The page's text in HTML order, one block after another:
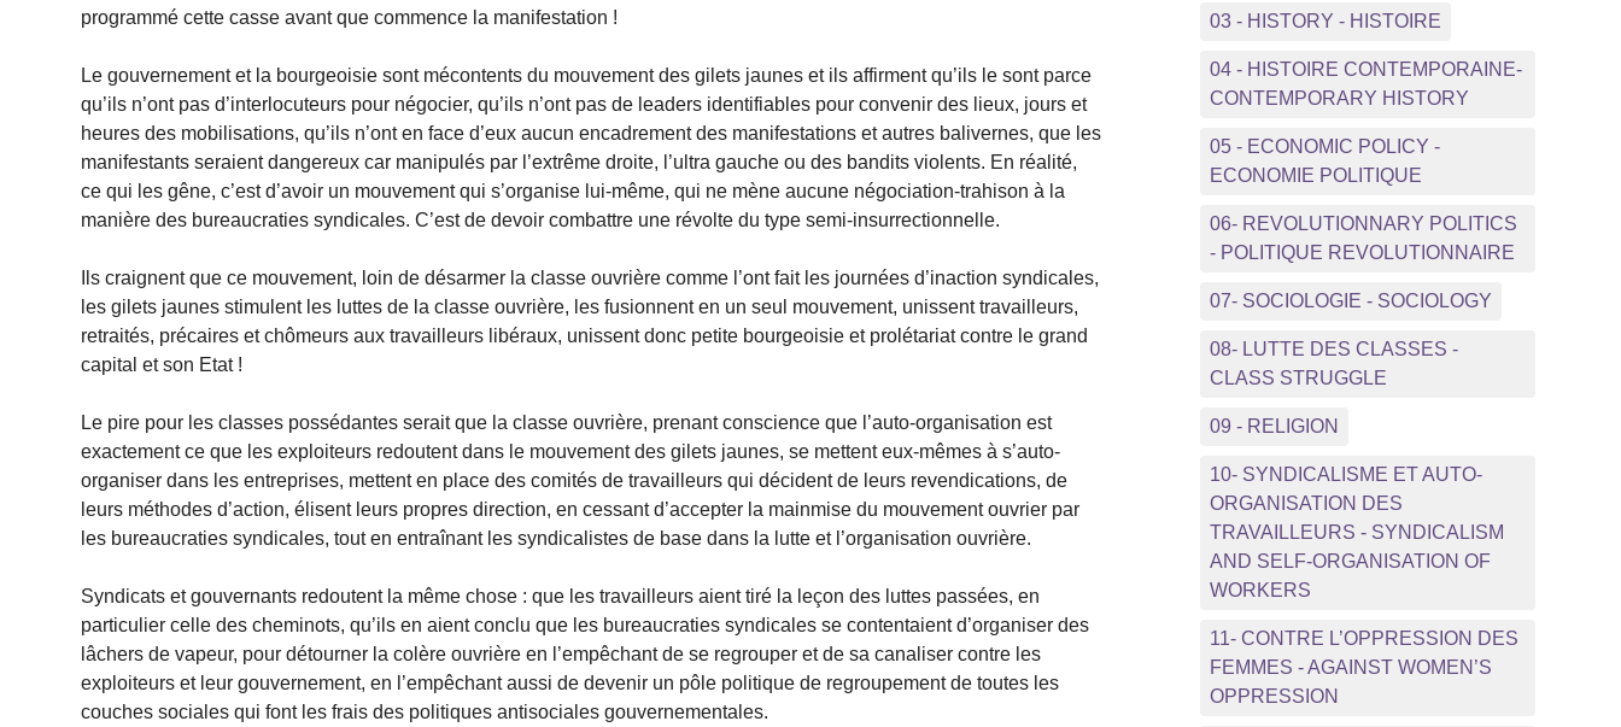
programmé cette casse avant que commence la manifestation !
Le gouvernement et la bourgeoisie sont mécontents du mouvement des gilets jaunes et ils affirment qu’ils le sont parce
qu’ils n’ont pas d’interlocuteurs pour négocier, qu’ils n’ont pas de leaders identifiables pour convenir des lieux, jours et
heures des mobilisations, qu’ils n’ont en face d’eux aucun encadrement des manifestations et autres balivernes, que les
manifestants seraient dangereux car manipulés par l’extrême droite, l’ultra gauche ou des bandits violents. En réalité,
ce qui les gêne, c’est d’avoir un mouvement qui s’organise lui-même, qui ne mène aucune négociation-trahison à la
manière des bureaucraties syndicales. C’est de devoir combattre une révolte du type semi-insurrectionnelle.
Ils craignent que ce mouvement, loin de désarmer la classe ouvrière comme l’ont fait les journées d’inaction syndicales,
les gilets jaunes stimulent les luttes de la classe ouvrière, les fusionnent en un seul mouvement, unissent travailleurs,
retraités, précaires et chômeurs aux travailleurs libéraux, unissent donc petite bourgeoisie et prolétariat contre le grand
capital et son Etat !
Le pire pour les classes possédantes serait que la classe ouvrière, prenant conscience que l’auto-organisation est
exactement ce que les exploiteurs redoutent dans le mouvement des gilets jaunes, se mettent eux-mêmes à s’auto-
organiser dans les entreprises, mettent en place des comités de travailleurs qui décident de leurs revendications, de
leurs méthodes d’action, élisent leurs propres direction, en cessant d’accepter la mainmise du mouvement ouvrier par
les bureaucraties syndicales, tout en entraînant les syndicalistes de base dans la lutte et l’organisation ouvrière.
Syndicats et gouvernants redoutent la même chose : que les travailleurs aient tiré la leçon des luttes passées, en
particulier celle des cheminots, qu’ils en aient conclu que les bureaucraties syndicales se contentaient d’organiser des
lâchers de vapeur, pour détourner la colère ouvrière en l’empêchant de se regrouper et de sa canaliser contre les
exploiteurs et leur gouvernement, en l’empêchant aussi de devenir un pôle politique de regroupement de toutes les
couches sociales qui font les frais des politiques antisociales gouvernementales.
03 - HISTORY - HISTOIRE
04 - HISTOIRE CONTEMPORAINE-
CONTEMPORARY HISTORY
05 - ECONOMIC POLICY -
ECONOMIE POLITIQUE
06- REVOLUTIONNARY POLITICS
- POLITIQUE REVOLUTIONNAIRE
07- SOCIOLOGIE - SOCIOLOGY
08- LUTTE DES CLASSES -
CLASS STRUGGLE
09 - RELIGION
10- SYNDICALISME ET AUTO-
ORGANISATION DES
TRAVAILLEURS - SYNDICALISM
AND SELF-ORGANISATION OF
WORKERS
11- CONTRE L’OPPRESSION DES
FEMMES - AGAINST WOMEN’S
OPPRESSION